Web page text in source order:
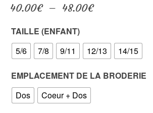
40.00€ – 48.00€Plage
à
48.00€
TAILLE (ENFANT)
5/6
7/8 9/11 12/13 14/15
EMPLACEMENT DE LA BRODERIE
Dos
Coeur + Dos